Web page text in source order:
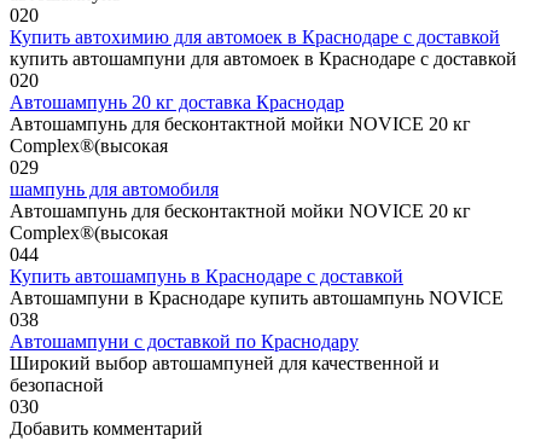
020
Купить автохимию для автомоек в Краснодаре с доставкой
купить автошампуни для автомоек в Краснодаре с доставкой
020
Автошампунь 20 кг доставка Краснодар
Автошампунь для бесконтактной мойки NOVICE 20 кг
Complex®(высокая
029
шампунь для автомобиля
Автошампунь для бесконтактной мойки NOVICE 20 кг
Complex®(высокая
044
Купить автошампунь в Краснодаре с доставкой
Автошампуни в Краснодаре купить автошампунь NOVICE
038
Автошампуни с доставкой по Краснодару
Широкий выбор автошампуней для качественной и
безопасной
030
Добавить комментарий